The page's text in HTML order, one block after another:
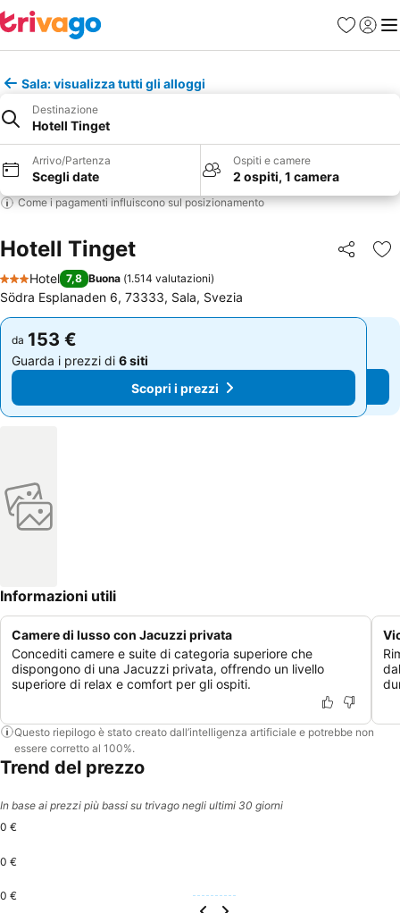
PreferitiAccedi
Sala: visualizza tutti gli alloggi
Destinazione
Hotell Tinget
Arrivo/Partenza
Scegli date
Ospiti e camere
2 ospiti, 1 camera
Come i pagamenti influiscono sul posizionamento
Hotell Tinget Condividi
3 Stelle
Hotel 7,8 Buona (1.514 valutazioni)
Södra Esplanaden 6, 73333, Sala, Svezia
da 153 €
Guarda i prezzi di 6 siti
Scopri i prezzi
da 153 €
Guarda i prezzi di 6 siti
Scopri i prezzi
Informazioni utili
Camere di lusso con Jacuzzi privata
Concediti camere e suite di categoria superiore che
dispongono di una Jacuzzi privata, offrendo un livello
superiore di relax e comfort per gli ospiti.
Questo riepilogo è stato creato dall’intelligenza artificiale e potrebbe non
essere corretto al 100%.
Trend del prezzo
In base ai prezzi più bassi su trivago negli ultimi 30 giorni
0 €
0 €
0 €